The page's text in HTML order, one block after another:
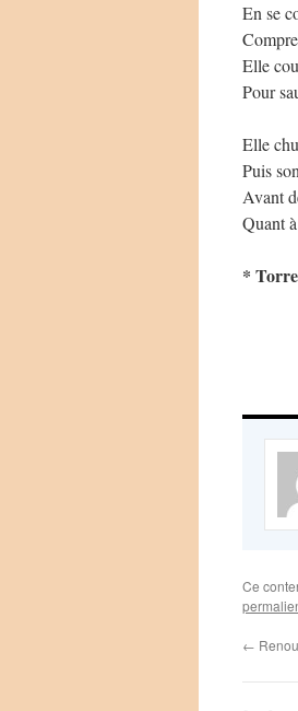
En se
Elle
Pour
Elle
Puis
Avant
Quant
*
Ce
←